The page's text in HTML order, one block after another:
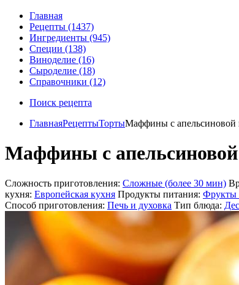
Главная
Рецепты (1437)
Ингредиенты (945)
Специи (138)
Виноделие (16)
Сыроделие (18)
Справочники (12)
Поиск рецепта
ГлавнаяРецептыТортыМаффины с апельсиновой
Маффины с
Сложность приготовления: Сложные (более 30 мин)
кухня: Европейская кухня Продукты питания: Фрукты
Способ приготовления: Печь и духовка Тип блюда: